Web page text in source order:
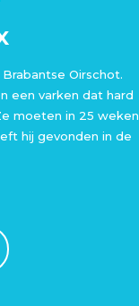
Oirschot.
een varken dat hard
moeten in 25 weken
hij gevonden in de